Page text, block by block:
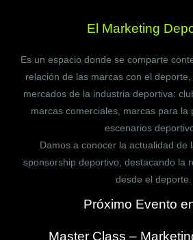
El Marketing
Es un espacio donde se comparte
relación de las marcas con el
mercados de la industria deportiva:
marcas comerciales, marcas para la
escenarios
Damos a conocer la actualidad de
sponsorship deportivo, destacando la
desde el deporte.
Próximo Evento
Master Class –